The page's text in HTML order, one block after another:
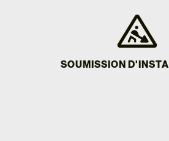
SOUMISSION